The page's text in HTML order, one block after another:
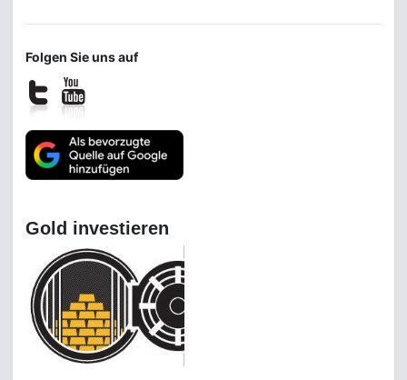
Folgen Sie uns auf
Gold investieren